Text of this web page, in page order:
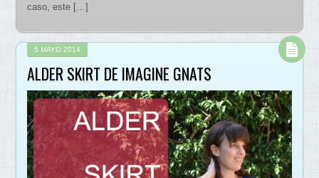
caso, este […]
5 MAYO 2014
ALDER SKIRT DE IMAGINE GNATS